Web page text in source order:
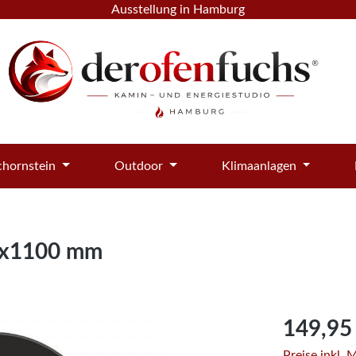
Ausstellung in Hamburg
Outdoor Klimaanlagen
mm
Regulärer